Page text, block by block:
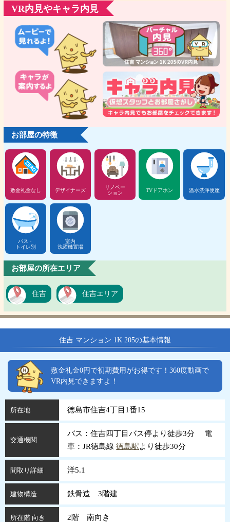
VR内見やキャラ内見
お部屋の特徴
敷金礼金なし デザイナーズ
リノベー
ション
TVドアホン 温水洗浄便座
バス・
トイレ別
室内
洗濯機置場
お部屋の所在エリア
住吉 住吉エリア
住吉 マンション 1K 205の基本情報
敷金礼金0円で初期費用がお得です！360度動画で
VR内見できますよ！
所在地 徳島市住吉4丁目1番15
交通機関
バス：住吉四丁目バス停より徒歩3分 電
車：JR徳島線 徳島駅より徒歩30分
間取り詳細 洋5.1
建物構造 鉄骨造 3階建
所在階 向き 2階 南向き